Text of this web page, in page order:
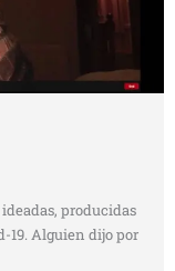
producidas
19. Alguien dijo por